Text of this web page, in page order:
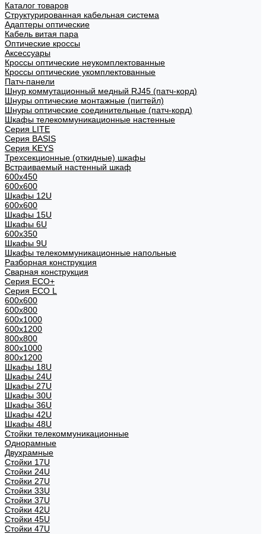
Каталог товаров
Структурированная кабельная система
Адаптеры оптические
Кабель витая пара
Оптические кроссы
Аксессуары
Кроссы оптические неукомплектованные
Кроссы оптические укомплектованные
Патч-панели
Шнур коммутационный медный RJ45 (патч-корд)
Шнуры оптические монтажные (пигтейл)
Шнуры оптические соединительные (патч-корд)
Шкафы телекоммуникационные настенные
Cерия LITE
Cерия BASIS
Cерия KEYS
Трехсекционные (откидные) шкафы
Встраиваемый настенный шкаф
600x450
600x600
Шкафы 12U
600x600
Шкафы 15U
Шкафы 6U
600x350
Шкафы 9U
Шкафы телекоммуникационные напольные
Разборная конструкция
Сварная конструкция
Серия ECO+
Серия ECO L
600x600
600x800
600х1000
600х1200
800x800
800х1000
800х1200
Шкафы 18U
Шкафы 24U
Шкафы 27U
Шкафы 30U
Шкафы 36U
Шкафы 42U
Шкафы 48U
Стойки телекоммуникационные
Однорамные
Двухрамные
Стойки 17U
Стойки 24U
Стойки 27U
Стойки 33U
Стойки 37U
Стойки 42U
Стойки 45U
Стойки 47U